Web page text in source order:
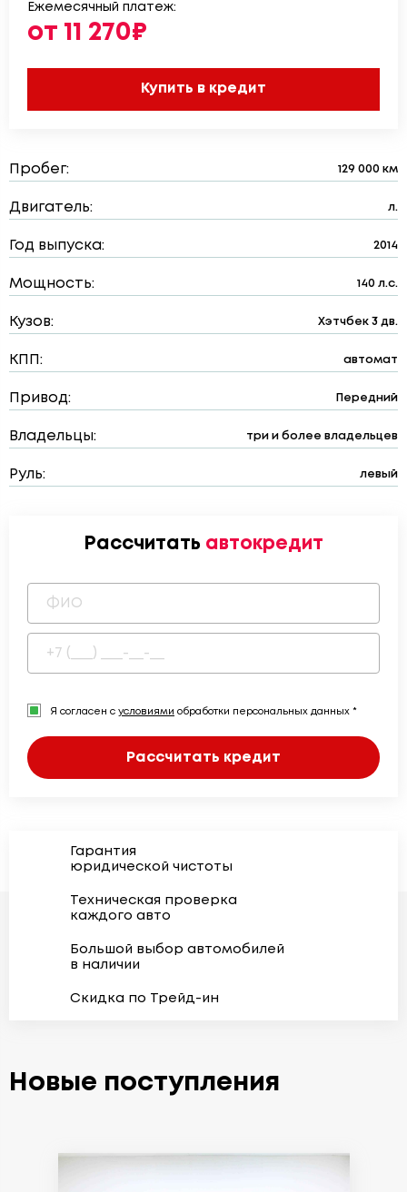
Ежемесячный платеж:
от 11 270₽
Купить в кредит
Пробег: 129 000 км
Двигатель: л.
Год выпуска: 2014
Мощность: 140 л.с.
Кузов: Хэтчбек 3 дв.
КПП: автомат
Привод: Передний
Владельцы: три и более владельцев
Руль: левый
Рассчитать автокредит
Я согласен с условиями обработки персональных данных *
Рассчитать кредит
Гарантия
юридической чистоты
Техническая проверка
каждого авто
Большой выбор автомобилей
в наличии
Скидка по Трейд-ин
Новые поступления